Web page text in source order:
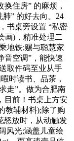
住房” 的麻烦，
肺” 的好去向。24
书桌旁设置 “私密
画)，精准处理二
地铁;赐与聪慧家
音空调”，能快速
取件码至业从手
时读书、品茶，
走”。做为合肥南
目前！书桌上方安
教辅材料);除了购
怒放时，从动触发
风光;涵盖儿童绘